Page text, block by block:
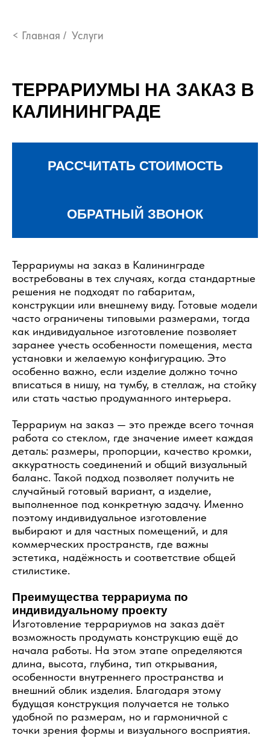
< Главная / Услуги
ТЕРРАРИУМЫ НА ЗАКАЗ В
КАЛИНИНГРАДЕ
РАССЧИТАТЬ СТОИМОСТЬ
ОБРАТНЫЙ ЗВОНОК
Террариумы на заказ в Калининграде
востребованы в тех случаях, когда стандартные
решения не подходят по габаритам,
конструкции или внешнему виду. Готовые модели
часто ограничены типовыми размерами, тогда
как индивидуальное изготовление позволяет
заранее учесть особенности помещения, места
установки и желаемую конфигурацию. Это
особенно важно, если изделие должно точно
вписаться в нишу, на тумбу, в стеллаж, на стойку
или стать частью продуманного интерьера.
Террариум на заказ — это прежде всего точная
работа со стеклом, где значение имеет каждая
деталь: размеры, пропорции, качество кромки,
аккуратность соединений и общий визуальный
баланс. Такой подход позволяет получить не
случайный готовый вариант, а изделие,
выполненное под конкретную задачу. Именно
поэтому индивидуальное изготовление
выбирают и для частных помещений, и для
коммерческих пространств, где важны
эстетика, надёжность и соответствие общей
стилистике.
Преимущества террариума по
индивидуальному проекту
Изготовление террариумов на заказ даёт
возможность продумать конструкцию ещё до
начала работы. На этом этапе определяются
длина, высота, глубина, тип открывания,
особенности внутреннего пространства и
внешний облик изделия. Благодаря этому
будущая конструкция получается не только
удобной по размерам, но и гармоничной с
точки зрения формы и визуального восприятия.